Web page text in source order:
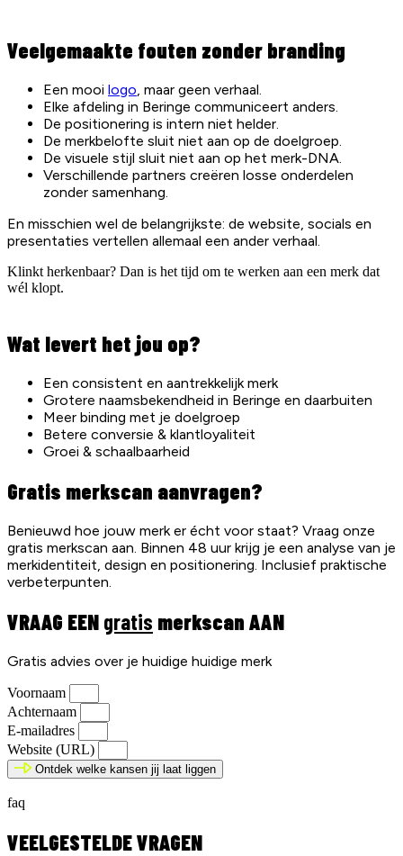
Veelgemaakte fouten zonder branding
Een mooi logo, maar geen verhaal.
Elke afdeling in Beringe communiceert anders.
De positionering is intern niet helder.
De merkbelofte sluit niet aan op de doelgroep.
De visuele stijl sluit niet aan op het merk-DNA.
Verschillende partners creëren losse onderdelen
zonder samenhang.
En misschien wel de belangrijkste: de website, socials en
presentaties vertellen allemaal een ander verhaal.
Klinkt herkenbaar? Dan is het tijd om te werken aan een merk dat
wél klopt.
Wat levert het jou op?
Een consistent en aantrekkelijk merk
Grotere naamsbekendheid in Beringe en daarbuiten
Meer binding met je doelgroep
Betere conversie & klantloyaliteit
Groei & schaalbaarheid
Gratis merkscan aanvragen?
Benieuwd hoe jouw merk er écht voor staat? Vraag onze
gratis merkscan aan. Binnen 48 uur krijg je een analyse van je
merkidentiteit, design en positionering. Inclusief praktische
verbeterpunten.
VRAAG EEN gratis merkscan AAN
Gratis advies over je huidige huidige merk
Voornaam
Achternaam
E-mailadres
Website (URL)
Ontdek welke kansen jij laat liggen
faq
VEELGESTELDE VRAGEN